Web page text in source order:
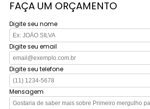
FAÇA UM ORÇAMENTO
Digite seu nome
Digite seu email
Digite seu telefone
Mensagem